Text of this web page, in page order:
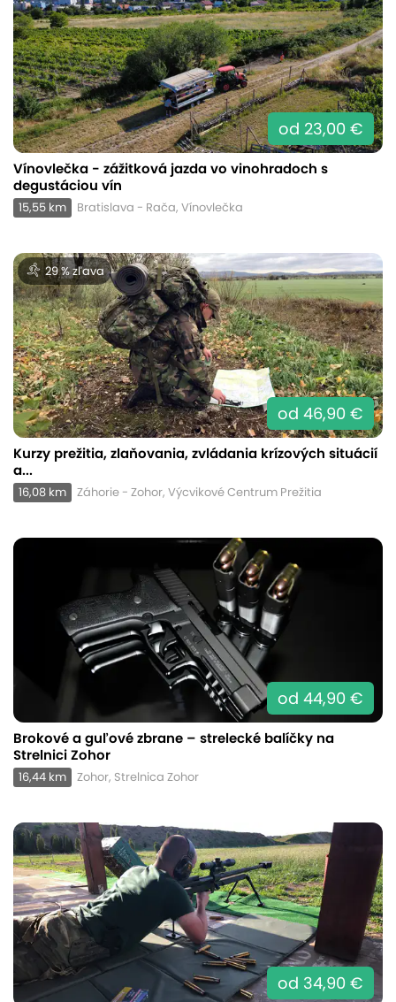
od 23,00 €
Vínovlečka - zážitková jazda vo vinohradoch s
degustáciou vín
15,55 km Bratislava - Rača, Vínovlečka
29 % zľava
od 46,90 €
Kurzy prežitia, zlaňovania, zvládania krízových situácií
a...
16,08 km Záhorie - Zohor, Výcvikové Centrum Prežitia
od 44,90 €
Brokové a guľové zbrane – strelecké balíčky na
Strelnici Zohor
16,44 km Zohor, Strelnica Zohor
od 34,90 €